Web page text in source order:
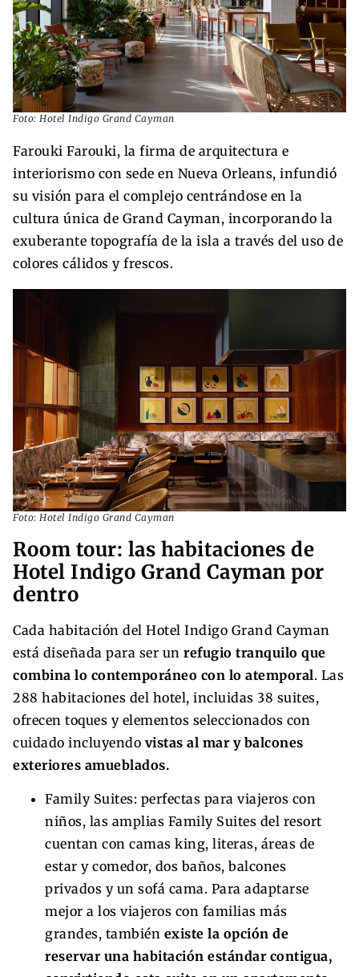
Foto: Hotel Indigo Grand Cayman
Farouki Farouki, la firma de arquitectura e
interiorismo con sede en Nueva Orleans, infundió
su visión para el complejo centrándose en la
cultura única de Grand Cayman, incorporando la
exuberante topografía de la isla a través del uso de
colores cálidos y frescos.
Foto: Hotel Indigo Grand Cayman
Room tour: las habitaciones de
Hotel Indigo Grand Cayman por
dentro
Cada habitación del Hotel Indigo Grand Cayman
está diseñada para ser un refugio tranquilo que
combina lo contemporáneo con lo atemporal. Las
288 habitaciones del hotel, incluidas 38 suites,
ofrecen toques y elementos seleccionados con
cuidado incluyendo vistas al mar y balcones
exteriores amueblados.
Family Suites: perfectas para viajeros con
niños, las amplias Family Suites del resort
cuentan con camas king, literas, áreas de
estar y comedor, dos baños, balcones
privados y un sofá cama. Para adaptarse
mejor a los viajeros con familias más
grandes, también existe la opción de
reservar una habitación estándar contigua,